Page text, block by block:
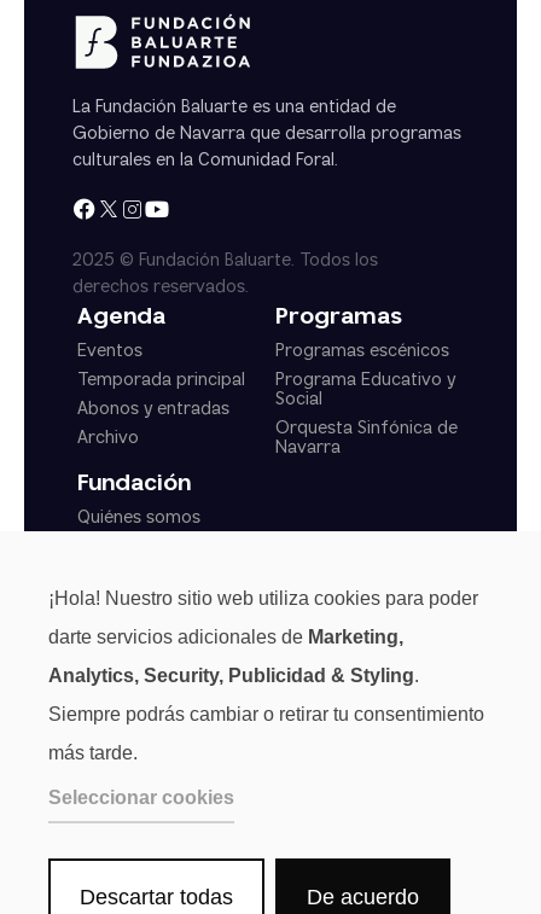
La Fundación Baluarte es una entidad de
Gobierno de Navarra que desarrolla programas
culturales en la Comunidad Foral.
2025 © Fundación Baluarte. Todos los
derechos reservados.
Agenda
Eventos
Temporada principal
Abonos y entradas
Archivo
Programas
Programas escénicos
Programa Educativo y
Social
Orquesta Sinfónica de
Navarra
Fundación
Quiénes somos
Normas generales
Aviso LegalPrivacidad CookiesCanal de denuncias
¡Hola! Nuestro sitio web utiliza cookies para poder
darte servicios adicionales de Marketing,
Analytics, Security, Publicidad & Styling.
Siempre podrás cambiar o retirar tu consentimiento
más tarde.
Seleccionar cookies
Descartar todas De acuerdo